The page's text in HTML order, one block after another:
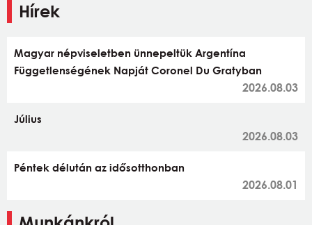
Hírek
Magyar népviseletben ünnepeltük Argentína
Függetlenségének Napját Coronel Du Gratyban
2026.08.03
Július
2026.08.03
Péntek délután az idősotthonban
2026.08.01